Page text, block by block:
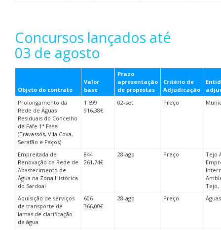
Concursos lançados até
03 de agosto
Objeto do contrato
Valor
base
Prazo
apresentação
de propostas
Critério de
Adjudicação
Prolongamento da
Rede de Águas
Residuais do Concelho
de Fafe 1ª Fase
(Travassós, Vila Cova,
Serafão e Paços)
1 699
916,38€
02-set Preço
Empreitada de
Renovação da Rede de
Abastecimento de
Água na Zona Histórica
do Sardoal
844
261,74€
28-ago Preço
Tejo
Tejo,
Aquisição de serviços
de transporte de
lamas de clarificação
de água
606
366,00€
28-ago Preço